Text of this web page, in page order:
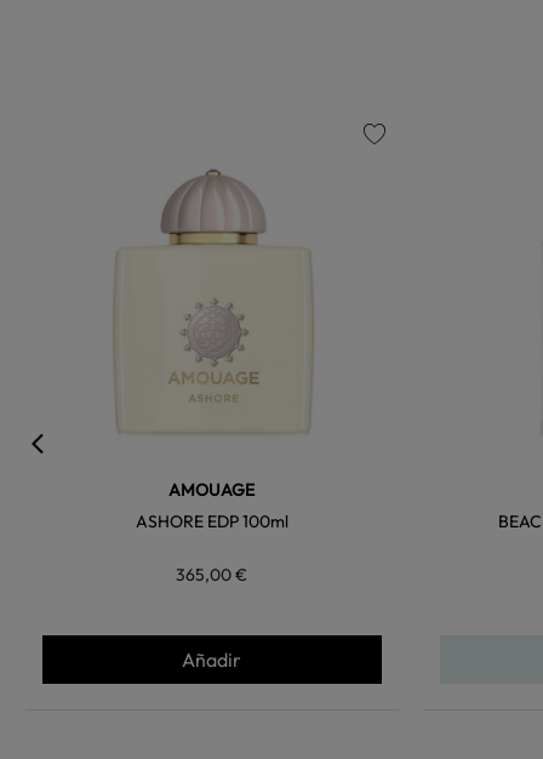
AMOUAGE
ASHORE EDP 100ml
365,00 €
Añadir